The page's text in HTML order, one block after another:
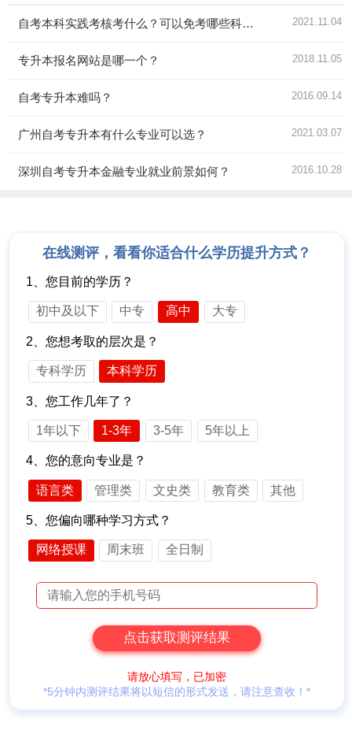
自考本科实践考核考什么？可以免考哪些科目？ 2021.11.04
专升本报名网站是哪一个？ 2018.11.05
自考专升本难吗？ 2016.09.14
广州自考专升本有什么专业可以选？ 2021.03.07
深圳自考专升本金融专业就业前景如何？ 2016.10.28
在线测评，看看你适合什么学历提升方式？
1、您目前的学历？
初中及以下 中专 高中 大专
2、您想考取的层次是？
专科学历 本科学历
3、您工作几年了？
1年以下 1-3年 3-5年 5年以上
4、您的意向专业是？
语言类 管理类 文史类 教育类 其他
5、您偏向哪种学习方式？
网络授课 周末班 全日制
请放心填写，已加密
*5分钟内测评结果将以短信的形式发送，请注意查收！*